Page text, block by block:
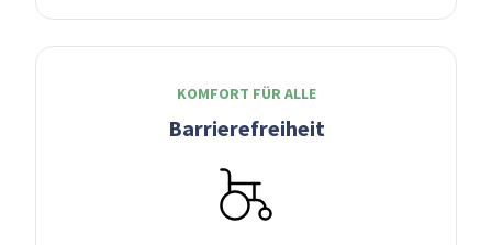
KOMFORT FÜR ALLE
Barrierefreiheit